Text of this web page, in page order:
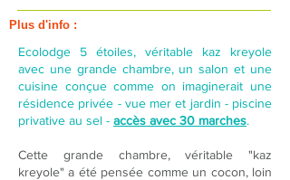
Plus d'info :
Ecolodge 5 étoiles, véritable kaz kreyole
avec une grande chambre, un salon et une
cuisine conçue comme on imaginerait une
résidence privée - vue mer et jardin - piscine
privative au sel - accès avec 30 marches.
Cette grande chambre, véritable "kaz
kreyole"a été pensée comme un cocon, loin